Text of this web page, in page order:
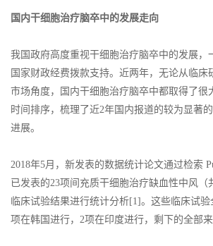
国内干细胞治疗脑卒中的发展走向
我国政府高度重视干细胞治疗脑卒中的发展，
国家财政经费拨款支持。近两年，无论从临床
市场角度，国内干细胞治疗脑卒中都取得了很
时间排序，梳理了近2年国内报道的较为显著
进展。
2018年5月，新发表的数据统计论文通过检索
已发表的23项间充质干细胞治疗缺血性中风（
临床试验结果进行统计分析[1]。这些临床试
项在韩国进行，2项在印度进行，剩下的全部来